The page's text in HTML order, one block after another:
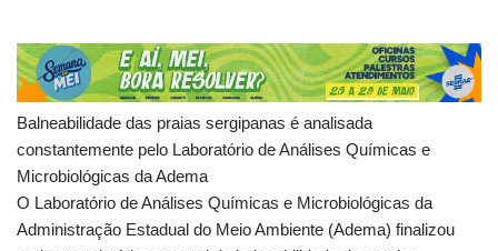
Balneabilidade das praias sergipanas é analisada
constantemente pelo Laboratório de Análises Químicas e
Microbiológicas da Adema
O Laboratório de Análises Químicas e Microbiológicas da
Administração Estadual do Meio Ambiente (Adema) finalizou